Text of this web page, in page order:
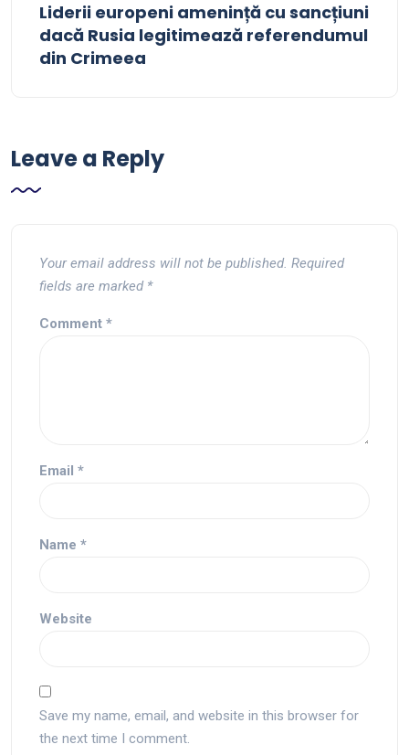
Liderii europeni amenință cu sancțiuni
dacă Rusia legitimează referendumul
din Crimeea
Leave a Reply
Your email address will not be published. Required
fields are marked *
Comment *
Email *
Name *
Website
Save my name, email, and website in this browser for
the next time I comment.